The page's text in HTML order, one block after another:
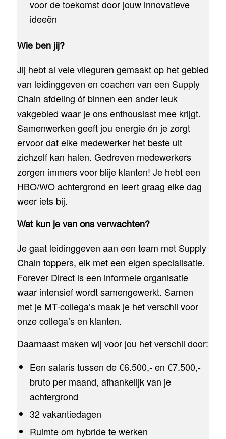
voor de toekomst door jouw innovatieve
ideeën
Wie ben jij?
Jij hebt al vele vlieguren gemaakt op het gebied
van leidinggeven en coachen van een Supply
Chain afdeling óf binnen een ander leuk
vakgebied waar je ons enthousiast mee krijgt.
Samenwerken geeft jou energie én je zorgt
ervoor dat elke medewerker het beste uit
zichzelf kan halen. Gedreven medewerkers
zorgen immers voor blije klanten! Je hebt een
HBO/WO achtergrond en leert graag elke dag
weer iets bij.
Wat kun je van ons verwachten?
Je gaat leidinggeven aan een team met Supply
Chain toppers, elk met een eigen specialisatie.
Forever Direct is een informele organisatie
waar intensief wordt samengewerkt. Samen
met je MT-collega’s maak je het verschil voor
onze collega’s en klanten.
Daarnaast maken wij voor jou het verschil door:
Een salaris tussen de €6.500,- en €7.500,-
bruto per maand, afhankelijk van je
achtergrond
32 vakantiedagen
Ruimte om hybride te werken